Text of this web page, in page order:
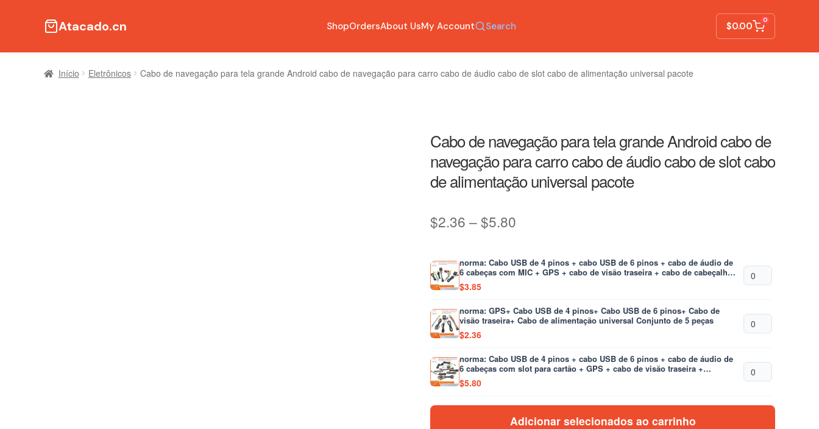
Atacado.cn ShopOrdersAbout UsMy Account Search $0.00
0
Início Eletrônicos Cabo de navegação para tela grande Android cabo de navegação para carro cabo de áudio cabo de slot cabo de alimentação universal pacote
Cabo de navegação para tela grande Android cabo de
navegação para carro cabo de áudio cabo de slot cabo
de alimentação universal pacote
$2.36 –$5.80
$2.36
$5.80
norma: Cabo USB de 4 pinos + cabo USB de 6 pinos + cabo de áudio de
6 cabeças com MIC + GPS + cabo de visão traseira + cabo de cabeçalho
pequeno de perfil baixo da VW Conjunto de 6 peças
$3.85
norma: GPS+ Cabo USB de 4 pinos+ Cabo USB de 6 pinos+ Cabo de
visão traseira+ Cabo de alimentação universal Conjunto de 5 peças
$2.36
norma: Cabo USB de 4 pinos + cabo USB de 6 pinos + cabo de áudio de
6 cabeças com slot para cartão + GPS + cabo de visão traseira +
microfone + antena 4G + cabo de alimentação universal Conjunto de 8
peças
$5.80
Adicionar selecionados ao carrinho